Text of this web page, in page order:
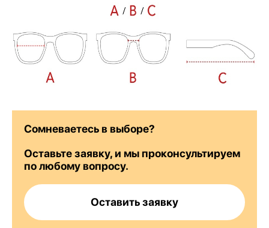
Сомневаетесь в выборе?
Оставьте заявку, и мы проконсультируем
по любому вопросу.
Оставить заявку